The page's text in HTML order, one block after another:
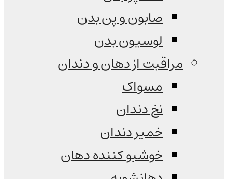
صابون و پن بدن
لوسیون بدن
مراقبت از دهان و دندان
مسواک
نخ دندان
خمیر دندان
خوشبو کننده دهان